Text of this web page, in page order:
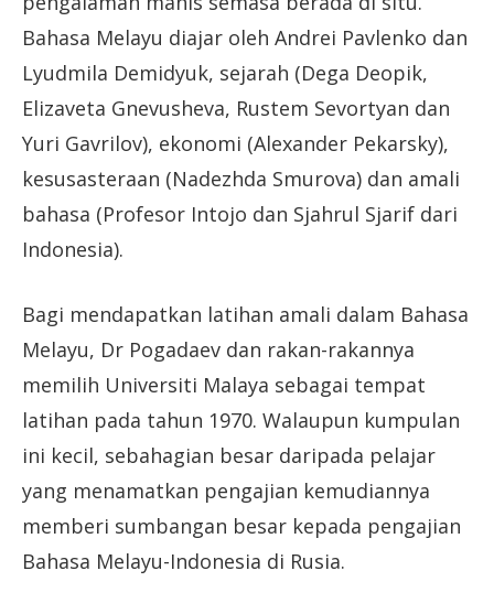
Bahasa Melayu diajar oleh Andrei Pavlenko dan
Lyudmila Demidyuk, sejarah (Dega Deopik,
Elizaveta Gnevusheva, Rustem Sevortyan dan
Yuri Gavrilov), ekonomi (Alexander Pekarsky),
kesusasteraan (Nadezhda Smurova) dan amali
bahasa (Profesor Intojo dan Sjahrul Sjarif dari
Indonesia).
Bagi mendapatkan latihan amali dalam Bahasa
Melayu, Dr Pogadaev dan rakan-rakannya
memilih Universiti Malaya sebagai tempat
latihan pada tahun 1970. Walaupun kumpulan
ini kecil, sebahagian besar daripada pelajar
yang menamatkan pengajian kemudiannya
memberi sumbangan besar kepada pengajian
Bahasa Melayu-Indonesia di Rusia.